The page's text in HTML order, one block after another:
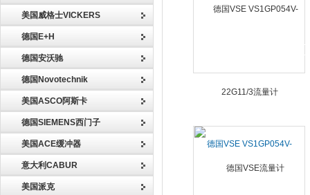
美国威格士VICKERS
德国E+H
德国安沃驰
德国Novotechnik
美国ASCO阿斯卡
德国SIEMENS西门子
美国ACE缓冲器
意大利CABUR
美国派克
德国VSE VS1GP054V-